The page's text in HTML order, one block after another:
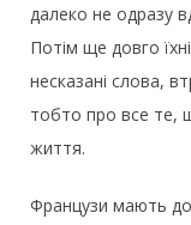
далеко не одразу
Потім ще довго
несказані слова,
тобто про все те,
життя.
Французи мають